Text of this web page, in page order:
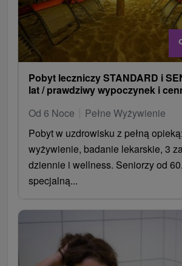
STANDARD i SENIORw nowo
Dukla***+ do 20.12.2026.
Ta promocja nie odpowiada Ci w tym
Pobyt leczniczy STANDARD i
lat / prawdziwy wypoczynek i
Od 6 Noce
Pełne Wyżywienie
Pobyt w uzdrowisku z pełną
wyżywienie, badanie lekarskie, 3
dziennie i wellness. Seniorzy od
specjalną...